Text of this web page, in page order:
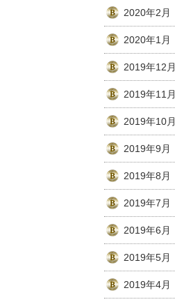
2020年2月
2020年1月
2019年12月
2019年11月
2019年10月
2019年9月
2019年8月
2019年7月
2019年6月
2019年5月
2019年4月